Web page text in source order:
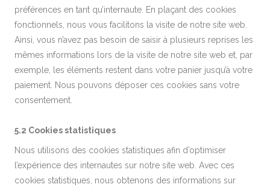
préférences en tant qu’internaute. En plaçant des cookies
fonctionnels, nous vous facilitons la visite de notre site web.
Ainsi, vous n’avez pas besoin de saisir à plusieurs reprises les
mêmes informations lors de la visite de notre site web et, par
exemple, les éléments restent dans votre panier jusqu’à votre
paiement. Nous pouvons déposer ces cookies sans votre
consentement.
5.2 Cookies statistiques
Nous utilisons des cookies statistiques afin d’optimiser
l’expérience des internautes sur notre site web. Avec ces
cookies statistiques, nous obtenons des informations sur